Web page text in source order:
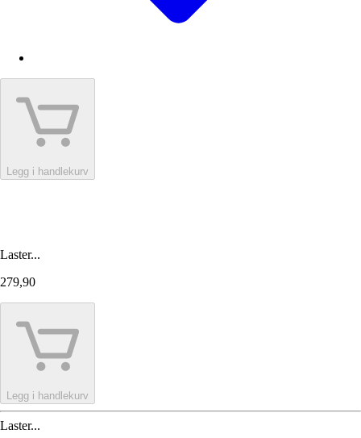
Legg i handlekurv
Laster...
279,90
Legg i handlekurv
Laster...